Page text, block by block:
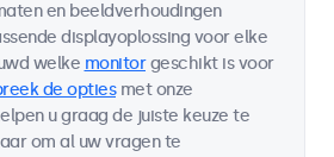
en beeldverhoudingen
displayoplossing voor elke
welke monitorgeschikt is voor
de optiesmet onze
u graag de juiste keuze te
om al uw vragen te